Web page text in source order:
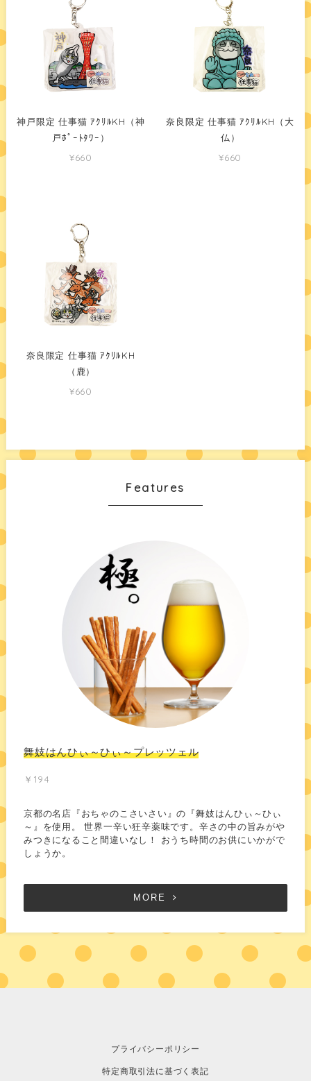
神戸限定 仕事猫 ｱｸﾘﾙKH（神
戸ﾎﾟｰﾄﾀﾜｰ）
¥660
奈良限定 仕事猫 ｱｸﾘﾙKH（大
仏）
¥660
奈良限定 仕事猫 ｱｸﾘﾙKH
（鹿）
¥660
Features
舞妓はんひぃ～ひぃ～プレッツェル
￥194
京都の名店『おちゃのこさいさい』の『舞妓はんひぃ～ひぃ
～』を使用。 世界一辛い狂辛薬味です。辛さの中の旨みがや
みつきになること間違いなし！ おうち時間のお供にいかがで
しょうか。
MORE
プライバシーポリシー
特定商取引法に基づく表記